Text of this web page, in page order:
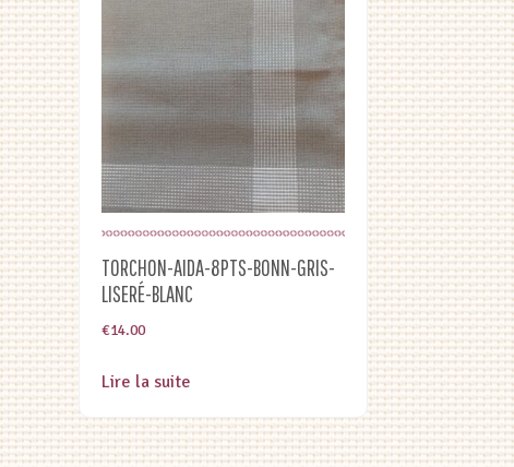
TORCHON-AIDA-8PTS-BONN-GRIS-
LISERÉ-BLANC
€14.00
Lire la suite